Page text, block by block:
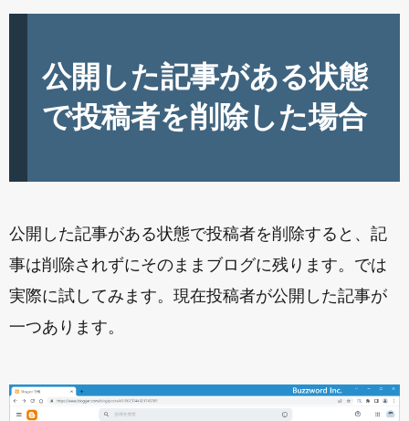
公開した記事がある状態
で投稿者を削除した場合
公開した記事がある状態で投稿者を削除すると、記
事は削除されずにそのままブログに残ります。では
実際に試してみます。現在投稿者が公開した記事が
一つあります。